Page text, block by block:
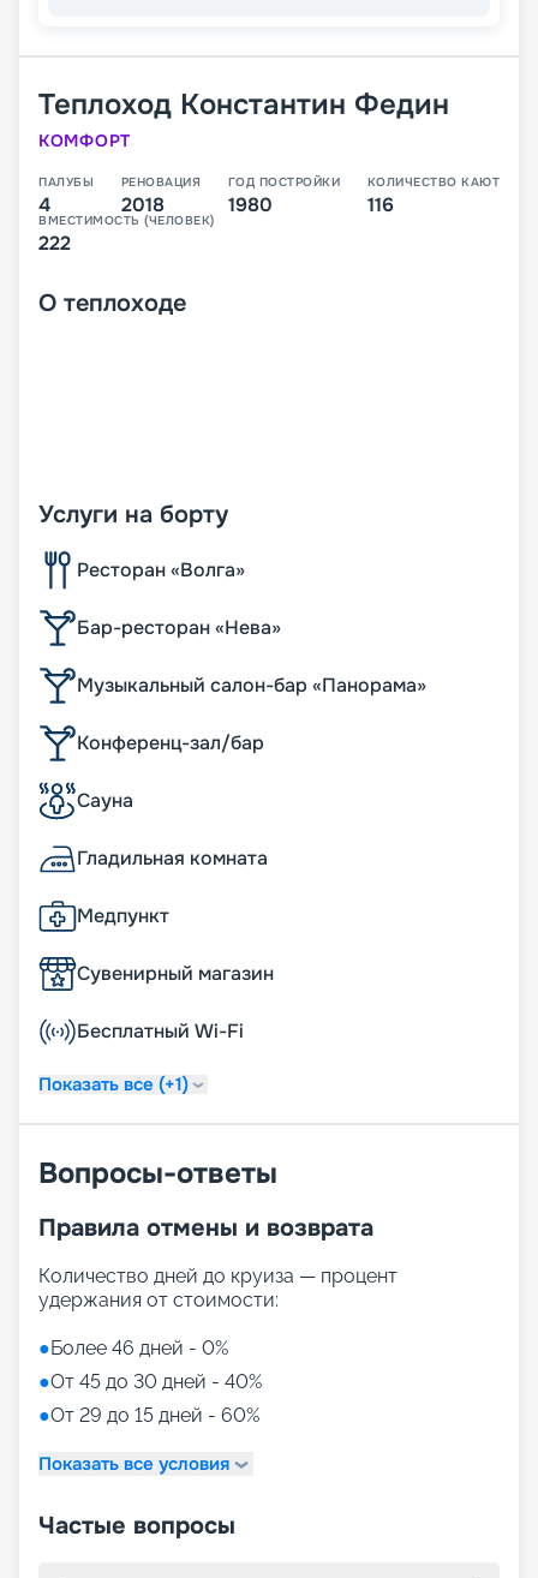
Теплоход Константин Федин
КОМФОРТ
ПАЛУБЫ
4
РЕНОВАЦИЯ
2018
ГОД ПОСТРОЙКИ
1980
КОЛИЧЕСТВО КАЮТ
116
ВМЕСТИМОСТЬ (ЧЕЛОВЕК)
222
О теплоходе
Услуги на борту
Ресторан «Волга»
Бар-ресторан «Нева»
Музыкальный салон-бар «Панорама»
Конференц-зал/бар
Сауна
Гладильная комната
Медпункт
Сувенирный магазин
Бесплатный Wi-Fi
Показать все (+1)
Вопросы-ответы
Правила отмены и возврата
Количество дней до круиза — процент
удержания от стоимости:
●Более 46 дней - 0%
●От 45 до 30 дней - 40%
●От 29 до 15 дней - 60%
Показать все условия
Частые вопросы